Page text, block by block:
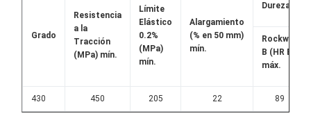
Grado
Resistencia
a la
Tracción
(MPa) mín.
Límite
Elástico
0.2%
(MPa)
mín.
Alargamiento
(% en 50 mm)
mín.
Dureza
Rockwell
B (HR B)
máx.
430 450 205 22 89